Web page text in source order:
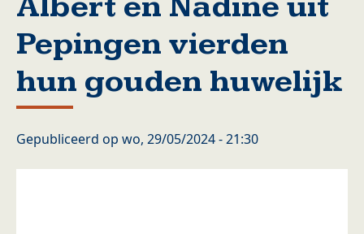
Pepingen vierden
hun gouden huwelijk
Gepubliceerd op wo, 29/05/2024 - 21:30